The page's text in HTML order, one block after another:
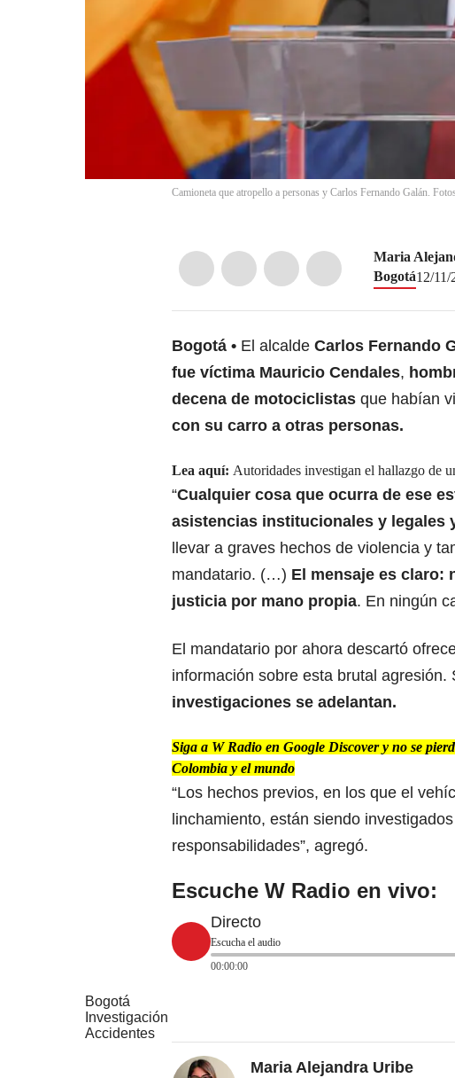
Camioneta que atropello a personas y Carlos Fernando Galán.
Maria
Bogotá12/11/
Bogotá El alcalde Carlos Fernando
fue víctima Mauricio Cendales,
decena de motociclistas que habían
con su carro a otras personas.
Lea aquí: Autoridades investigan el hallazgo de
“Cualquier cosa que ocurra de ese
asistencias institucionales y legales
llevar a graves hechos de violencia y
mandatario. (…) El mensaje es claro:
justicia por mano propia. En ningún
El mandatario por ahora descartó
información sobre esta brutal agresión.
investigaciones se adelantan.
Siga a W Radio en Google Discover y no se
Colombia y el mundo
“Los hechos previos, en los que el
linchamiento, están siendo
responsabilidades”, agregó.
Escuche W Radio en vivo:
Directo
Escucha el audio
00:00:00
Bogotá
Investigación
Accidentes
Maria Alejandra Uribe